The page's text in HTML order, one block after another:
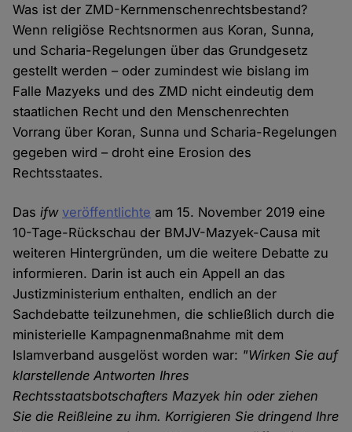
Was ist der ZMD-Kernmenschenrechtsbestand?
Wenn religiöse Rechtsnormen aus Koran, Sunna,
und Scharia-Regelungen über das Grundgesetz
gestellt werden – oder zumindest wie bislang im
Falle Mazyeks und des ZMD nicht eindeutig dem
staatlichen Recht und den Menschenrechten
Vorrang über Koran, Sunna und Scharia-Regelungen
gegeben wird – droht eine Erosion des
Rechtsstaates.
Dasifw veröffentlichte am 15. November 2019 eine
10-Tage-Rückschau der BMJV-Mazyek-Causa mit
weiteren Hintergründen, um die weitere Debatte zu
informieren. Darin ist auch ein Appell an das
Justizministerium enthalten, endlich an der
Sachdebatte teilzunehmen, die schließlich durch die
ministerielle Kampagnenmaßnahme mit dem
Islamverband ausgelöst worden war: "Wirken Sie auf
klarstellende Antworten Ihres
Rechtsstaatsbotschafters Mazyek hin oder ziehen
Sie die Reißleine zu ihm. Korrigieren Sie dringend Ihre